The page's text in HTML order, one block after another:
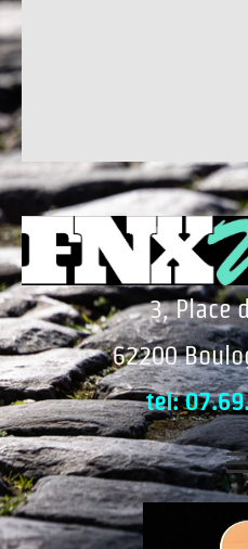
3, Place
62200
tel: